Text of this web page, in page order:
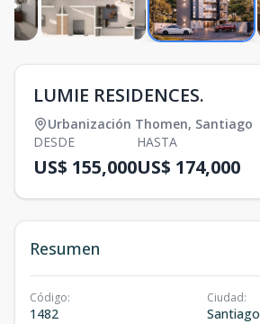
LUMIE RESIDENCES.
Urbanización Thomen, Santiago
DESDE
US$ 155,000
HASTA
US$ 174,000
Resumen
Código:
1482
Ciudad:
Santiago